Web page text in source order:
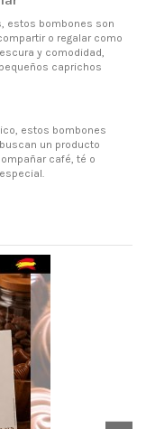
estos bombones son
o regalar como
y comodidad,
caprichos
estos bombones
un producto
café, té o